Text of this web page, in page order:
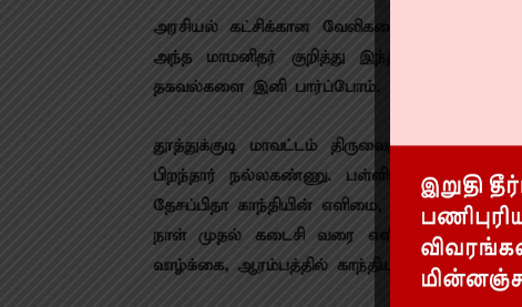
அரசி​யல் கட்​சிக்​கான வேலிகளை​யெல்​லாம்
அந்த மாமனிதர் குறித்து இந்திய
தகவல்களை இனி பார்ப்போம்.
தூத்​துக்​குடி மாவட்டம் திரு​வை​குண்​டத்​தில்
பிறந்​தார் நல்ல​கண்ணு. பள்ளி​யில்
தேசப்​பிதா காந்தி​யின் எளிமை, நேர்மை
நாள் முதல் கடைசி வரை எளிமை​யின்
வாழ்க்கை, ஆரம்பத்தில் காந்​தியப் பாதை​யில்